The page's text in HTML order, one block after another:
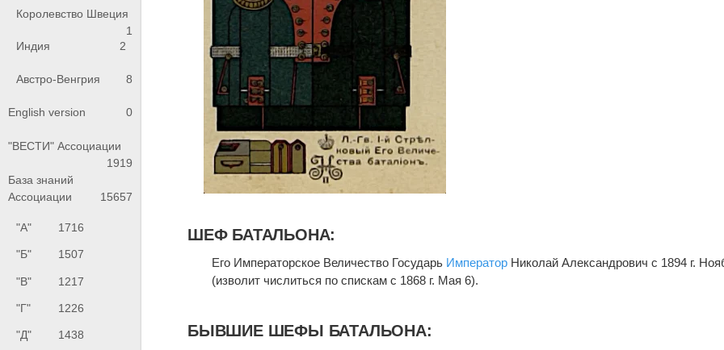
Королевство Швеция
1
Индия
2
Австро-Венгрия 8
English version 0
"ВЕСТИ" Ассоциации
1919
База знаний
Ассоциации
15657
"А" 1716
"Б" 1507
"В" 1217
"Г" 1226
"Д" 1438
ШЕФ БАТАЛЬОНА:
Его Императорское Величество Государь Император Николай Александрович с 1894 г.
(изволит числиться по спискам с 1868 г. Мая 6).
БЫВШИЕ ШЕФЫ БАТАЛЬОНА: